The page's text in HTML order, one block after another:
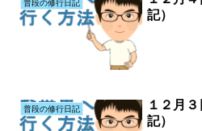
普段の修行日記
記）
普段の修行日記
１２月
記）